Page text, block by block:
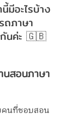
มีอะไรบ้าง
ถภาษา
กันค่ะ 🇬🇧
สอนภาษา